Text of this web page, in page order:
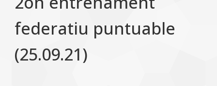
federatiu puntuable
(25.09.21)